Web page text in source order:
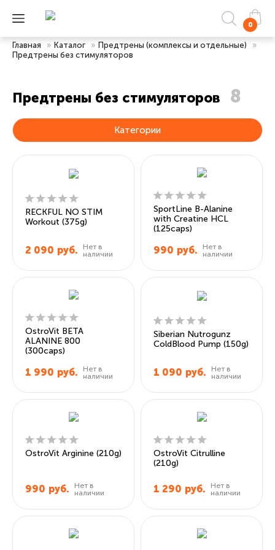
0
Главная » Каталог » Предтрены (комплексы и отдельные)
»
Предтрены без стимуляторов
Предтрены без стимуляторов 8
Категории
RECKFUL NO STIM
Workout (375g)
2 090 руб.
Нет в
наличии
SportLine B-Alanine
with Creatine HCL
(125caps)
990 руб.
Нет в
наличии
OstroVit BETA
ALANINE 800
(300caps)
1 990 руб.
Нет в
наличии
Siberian Nutrogunz
ColdBlood Pump (150g)
1 090 руб.
Нет в
наличии
OstroVit Arginine (210g)
990 руб.
Нет в
наличии
OstroVit Citrulline
(210g)
1 290 руб.
Нет в
наличии